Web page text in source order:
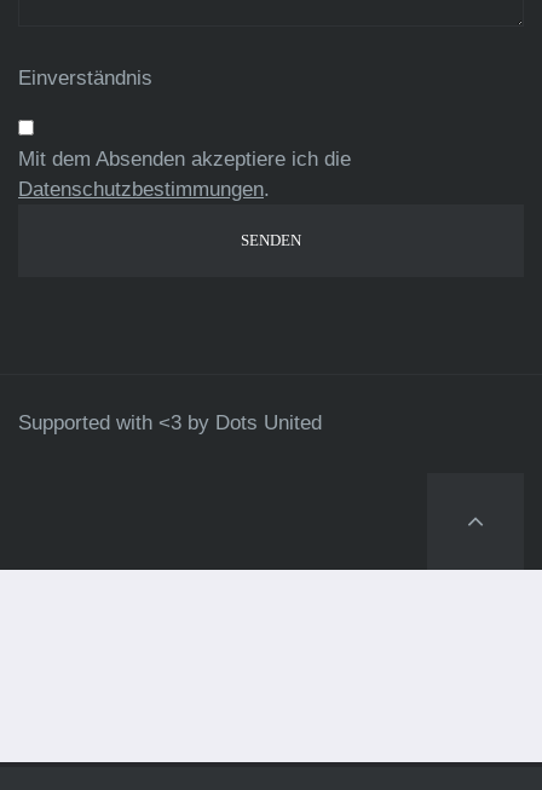
Einverständnis
Mit dem Absenden akzeptiere ich die
Datenschutzbestimmungen.
Supported with <3 by Dots United